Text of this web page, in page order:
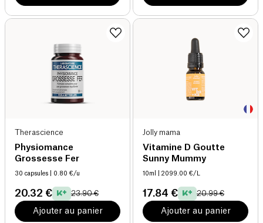
Therascience
Physiomance
Grossesse Fer
30 capsules | 0.80 €/u
20.32 € 23.90 €
Ajouter au panier
Jolly mama
Vitamine D Goutte
Sunny Mummy
10ml | 2099.00 €/L
17.84 € 20.99 €
Ajouter au panier